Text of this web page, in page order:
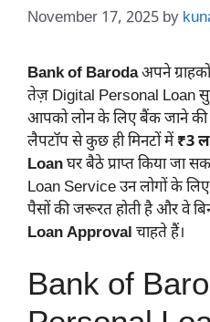
November 17, 2025 by
Bank of Barodaअपने
तेज़ Digital Personal Loan
आपको लोन के लिए बैंक जाने
लैपटॉप से कुछ ही मिनटों में₹3
Loanघर बैठे प्राप्त किया जा
Loan Service उन लोगों के
पैसों की जरूरत होती है और वे
Loan Approval चाहते हैं।
Bank of